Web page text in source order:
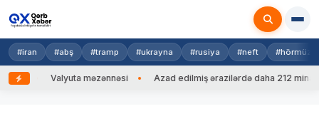
#iran #abş #tramp #ukrayna #rusiya #neft #hörmüz
Valyuta məzənnəsi Azad edilmiş ərazilərdə daha 212 mina, 753 PHS